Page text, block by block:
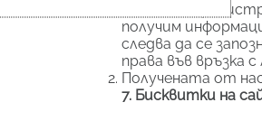
Когато се
получим
следва да се
права във връзка
Получената от
7. Бисквитки на